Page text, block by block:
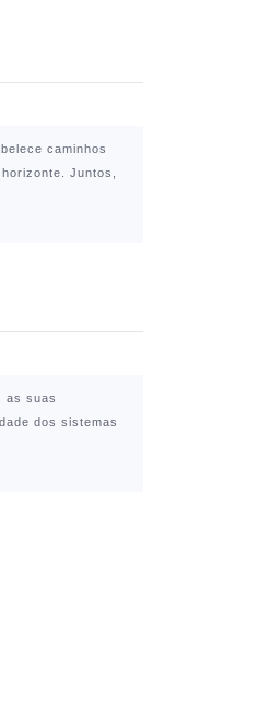
caminhos
Juntos,
as suas
dos sistemas